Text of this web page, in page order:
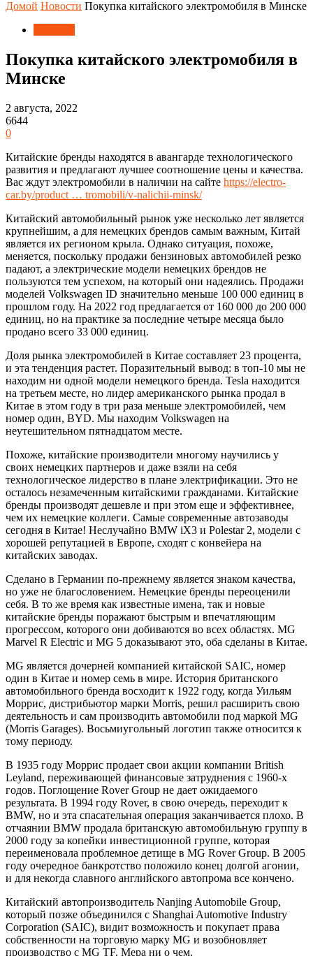
Домой Новости Покупка китайского электромобиля в Минске
Покупка китайского электромобиля в
Минске
2 августа, 2022
6644
0
Китайские бренды находятся в авангарде технологического
развития и предлагают лучшее соотношение цены и качества.
Вас ждут электромобили в наличии на сайте https://electro-
car.by/product … tromobili/v-nalichii-minsk/
Китайский автомобильный рынок уже несколько лет является
крупнейшим, а для немецких брендов самым важным, Китай
является их регионом крыла. Однако ситуация, похоже,
меняется, поскольку продажи бензиновых автомобилей резко
падают, а электрические модели немецких брендов не
пользуются тем успехом, на который они надеялись. Продажи
моделей Volkswagen ID значительно меньше 100 000 единиц в
прошлом году. На 2022 год предлагается от 160 000 до 200 000
единиц, но на практике за последние четыре месяца было
продано всего 33 000 единиц.
Доля рынка электромобилей в Китае составляет 23 процента,
и эта тенденция растет. Поразительный вывод: в топ-10 мы не
находим ни одной модели немецкого бренда. Tesla находится
на третьем месте, но лидер американского рынка продал в
Китае в этом году в три раза меньше электромобилей, чем
номер один, BYD. Мы находим Volkswagen на
неутешительном пятнадцатом месте.
Похоже, китайские производители многому научились у
своих немецких партнеров и даже взяли на себя
технологическое лидерство в плане электрификации. Это не
осталось незамеченным китайскими гражданами. Китайские
бренды производят дешевле и при этом еще и эффективнее,
чем их немецкие коллеги. Самые современные автозаводы
сегодня в Китае! Неслучайно BMW iX3 и Polestar 2, модели с
хорошей репутацией в Европе, сходят с конвейера на
китайских заводах.
Сделано в Германии по-прежнему является знаком качества,
но уже не благословением. Немецкие бренды переоценили
себя. В то же время как известные имена, так и новые
китайские бренды поражают быстрым и впечатляющим
прогрессом, которого они добиваются во всех областях. MG
Marvel R Electric и MG 5 доказывают это, оба сделаны в Китае.
MG является дочерней компанией китайской SAIC, номер
один в Китае и номер семь в мире. История британского
автомобильного бренда восходит к 1922 году, когда Уильям
Моррис, дистрибьютор марки Morris, решил расширить свою
деятельность и сам производить автомобили под маркой MG
(Morris Garages). Восьмиугольный логотип также относится к
тому периоду.
В 1935 году Моррис продает свои акции компании British
Leyland, переживающей финансовые затруднения с 1960-х
годов. Поглощение Rover Group не дает ожидаемого
результата. В 1994 году Rover, в свою очередь, переходит к
BMW, но и эта спасательная операция заканчивается плохо. В
отчаянии BMW продала британскую автомобильную группу в
2000 году за копейки инвестиционной группе, которая
переименовала проблемное детище в MG Rover Group. В 2005
году очередное банкротство положило конец долгой агонии,
и для некогда славного английского автопрома все кончено.
Китайский автопроизводитель Nanjing Automobile Group,
который позже объединился с Shanghai Automotive Industry
Corporation (SAIC), видит возможность и покупает права
собственности на торговую марку MG и возобновляет
производство с MG TF. Мера ни о чем.